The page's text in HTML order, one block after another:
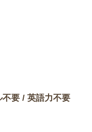
要 / 英語力不要